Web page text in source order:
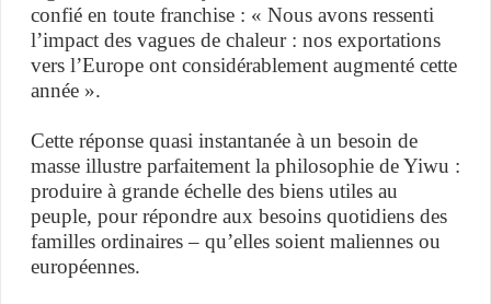
confié en toute franchise : « Nous avons ressenti
l’impact des vagues de chaleur : nos exportations
vers l’Europe ont considérablement augmenté cette
année ».
Cette réponse quasi instantanée à un besoin de
masse illustre parfaitement la philosophie de Yiwu :
produire à grande échelle des biens utiles au
peuple, pour répondre aux besoins quotidiens des
familles ordinaires – qu’elles soient maliennes ou
européennes.